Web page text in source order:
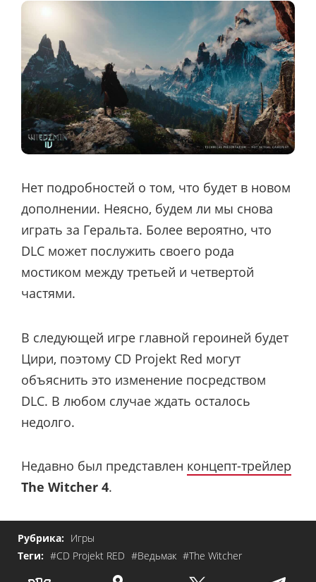
Нет подробностей о том, что будет в новом
дополнении. Неясно, будем ли мы снова
играть за Геральта. Более вероятно, что
DLC может послужить своего рода
мостиком между третьей и четвертой
частями.
В следующей игре главной героиней будет
Цири, поэтому CD Projekt Red могут
объяснить это изменение посредством
DLC. В любом случае ждать осталось
недолго.
Недавно был представлен концепт-трейлер
The Witcher 4.
Рубрика: Игры
Теги: #CD Projekt RED #Ведьмак #The Witcher